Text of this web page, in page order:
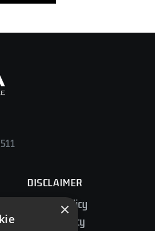
DISCLAIMER
Privacy Policy
Cookie Policy
×